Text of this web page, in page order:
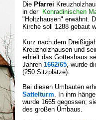
Die Pfarrei
in der Konradinischen
"Holtzhausen" erwähnt.
Kirche soll 1288 gebaut
Kurz nach dem
Kreuzholzhausen und
erhielt das Gotteshaus
Jahren 1662/65, wurde
(250 Sitzplätze).
Bei diesen Umbauten
Sattelturm. In ihm
wurde 1665 gegossen;
des großen Umbaus.